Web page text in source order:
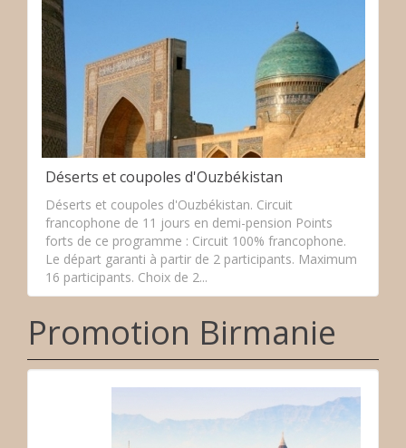
Déserts et coupoles d'Ouzbékistan
Déserts et coupoles d'Ouzbékistan. Circuit
francophone de 11 jours en demi-pension Points
forts de ce programme : Circuit 100% francophone.
Le départ garanti à partir de 2 participants. Maximum
16 participants. Choix de 2...
Promotion Birmanie